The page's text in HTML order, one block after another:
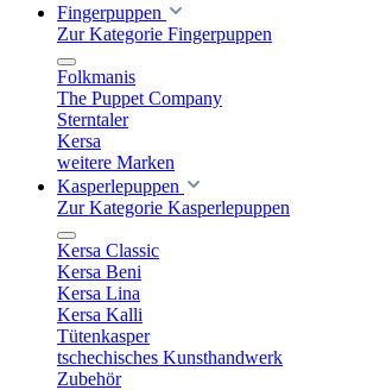
Fingerpuppen
Zur Kategorie Fingerpuppen
Folkmanis
The Puppet Company
Sterntaler
Kersa
weitere Marken
Kasperlepuppen
Zur Kategorie Kasperlepuppen
Kersa Classic
Kersa Beni
Kersa Lina
Kersa Kalli
Tütenkasper
tschechisches Kunsthandwerk
Zubehör